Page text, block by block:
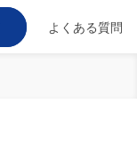
よくある質問